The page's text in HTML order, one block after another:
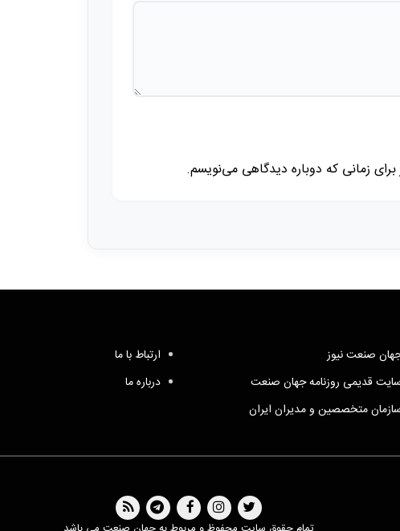
زمانی که دوباره دیدگاهی می‌نویسم.
صنعت نیوز
سایت قدیمی روزنامه جهان صنعت
سازمان متخصصین و مدیران ایران
ارتباط با ما
درباره ما